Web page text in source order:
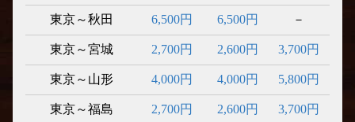
東京～秋田 6,500円 6,500円 －
東京～宮城 2,700円 2,600円 3,700円
東京～山形 4,000円 4,000円 5,800円
東京～福島 2,700円 2,600円 3,700円